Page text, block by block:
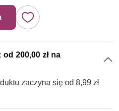
200,00 zł na
zaczyna się od 8,99 zł